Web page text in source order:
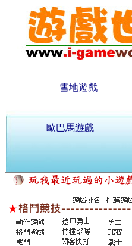
雪地遊戲
歐巴馬遊戲